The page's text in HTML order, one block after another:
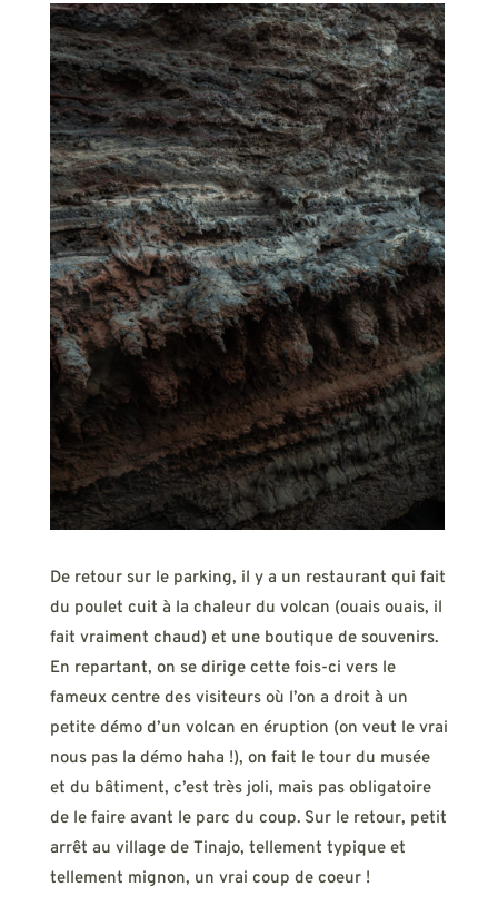
De retour sur le parking, il y a un restaurant qui fait
du poulet cuit à la chaleur du volcan (ouais ouais, il
fait vraiment chaud) et une boutique de souvenirs.
En repartant, on se dirige cette fois-ci vers le
fameux centre des visiteurs où l’on a droit à un
petite démo d’un volcan en éruption (on veut le vrai
nous pas la démo haha !), on fait le tour du musée
et du bâtiment, c’est très joli, mais pas obligatoire
de le faire avant le parc du coup. Sur le retour, petit
arrêt au village de Tinajo, tellement typique et
tellement mignon, un vrai coup de coeur !